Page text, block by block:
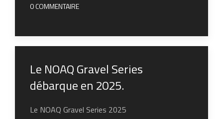
0 COMMENTAIRE
Le NOAQ Gravel Series
débarque en 2025.
Le NOAQ Gravel Series 2025